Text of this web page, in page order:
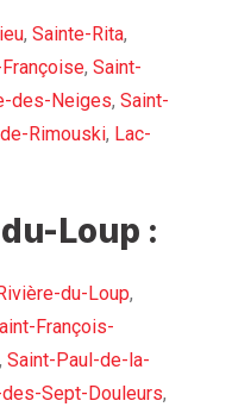
, Sainte-Rita,
, Saint-
des-Neiges, Saint-
Rimouski, Lac-
Loup :
du-Loup,
François-
, Saint-Paul-de-la-
Sept-Douleurs,